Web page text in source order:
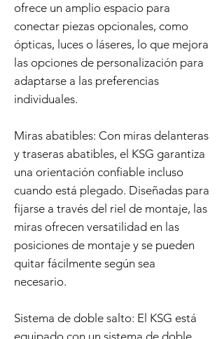
ofrece un amplio espacio para
conectar piezas opcionales, como
ópticas, luces o láseres, lo que mejora
las opciones de personalización para
adaptarse a las preferencias
individuales.
Miras abatibles: Con miras delanteras
y traseras abatibles, el KSG garantiza
una orientación confiable incluso
cuando está plegado. Diseñadas para
fijarse a través del riel de montaje, las
miras ofrecen versatilidad en las
posiciones de montaje y se pueden
quitar fácilmente según sea
necesario.
Sistema de doble salto: El KSG está